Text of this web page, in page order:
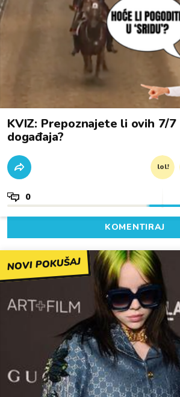
KVIZ: Prepoznajete li ovih 7/
događaja?
lol!
0
KOMENTIRAJ
NOVI POKUŠAJ